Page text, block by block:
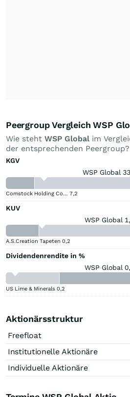
Peergroup Vergleich WSP
Wie steht WSP Global im
der entsprechenden Peergroup?
KGV
WSP Global
Comstock Holding Companies Registered (A) 7,2
KUV
WSP Global
A.S.Creation Tapeten 0,2
Dividendenrendite in %
WSP Global
US Lime & Minerals 0,2
Aktionärsstruktur
Freefloat
Institutionelle Aktionäre
Individuelle Aktionäre